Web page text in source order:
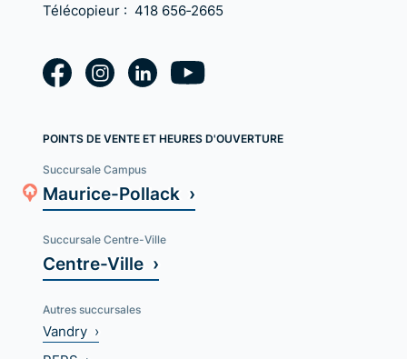
Télécopieur : 418 656‑2665
POINTS DE VENTE ET HEURES D'OUVERTURE
Succursale Campus
Maurice-Pollack ›
Succursale Centre-Ville
Centre-Ville ›
Autres succursales
Vandry ›